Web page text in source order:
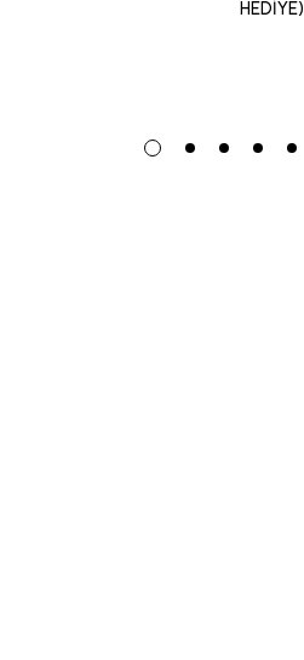
HEDİYE)